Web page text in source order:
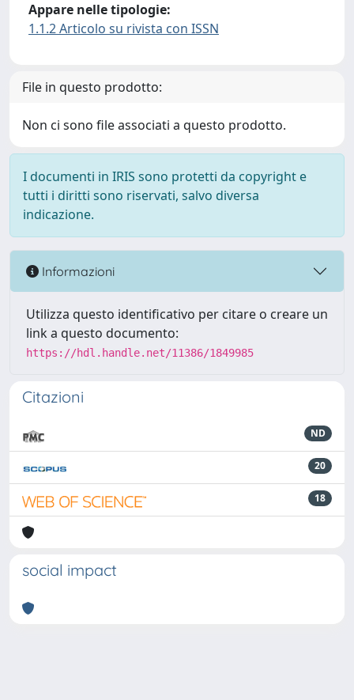
Appare nelle tipologie:
1.1.2 Articolo su rivista con ISSN
File in questo prodotto:
Non ci sono file associati a questo prodotto.
I documenti in IRIS sono protetti da copyright e
tutti i diritti sono riservati, salvo diversa
indicazione.
Informazioni
Utilizza questo identificativo per citare o creare un
link a questo documento:
https://hdl.handle.net/11386/1849985
Citazioni
ND
20
18
social impact